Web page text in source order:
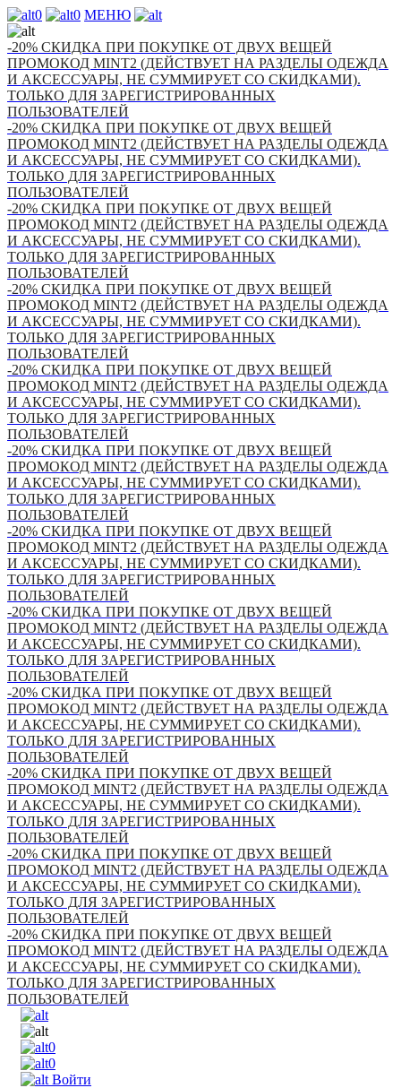
0 0 МЕНЮ
-20% СКИДКА ПРИ ПОКУПКЕ ОТ ДВУХ ВЕЩЕЙ
ПРОМОКОД MINT2 (ДЕЙСТВУЕТ НА РАЗДЕЛЫ ОДЕЖДА
И АКСЕССУАРЫ, НЕ СУММИРУЕТ СО СКИДКАМИ).
ТОЛЬКО ДЛЯ ЗАРЕГИСТРИРОВАННЫХ
ПОЛЬЗОВАТЕЛЕЙ
-20% СКИДКА ПРИ ПОКУПКЕ ОТ ДВУХ ВЕЩЕЙ
ПРОМОКОД MINT2 (ДЕЙСТВУЕТ НА РАЗДЕЛЫ ОДЕЖДА
И АКСЕССУАРЫ, НЕ СУММИРУЕТ СО СКИДКАМИ).
ТОЛЬКО ДЛЯ ЗАРЕГИСТРИРОВАННЫХ
ПОЛЬЗОВАТЕЛЕЙ
-20% СКИДКА ПРИ ПОКУПКЕ ОТ ДВУХ ВЕЩЕЙ
ПРОМОКОД MINT2 (ДЕЙСТВУЕТ НА РАЗДЕЛЫ ОДЕЖДА
И АКСЕССУАРЫ, НЕ СУММИРУЕТ СО СКИДКАМИ).
ТОЛЬКО ДЛЯ ЗАРЕГИСТРИРОВАННЫХ
ПОЛЬЗОВАТЕЛЕЙ
-20% СКИДКА ПРИ ПОКУПКЕ ОТ ДВУХ ВЕЩЕЙ
ПРОМОКОД MINT2 (ДЕЙСТВУЕТ НА РАЗДЕЛЫ ОДЕЖДА
И АКСЕССУАРЫ, НЕ СУММИРУЕТ СО СКИДКАМИ).
ТОЛЬКО ДЛЯ ЗАРЕГИСТРИРОВАННЫХ
ПОЛЬЗОВАТЕЛЕЙ
-20% СКИДКА ПРИ ПОКУПКЕ ОТ ДВУХ ВЕЩЕЙ
ПРОМОКОД MINT2 (ДЕЙСТВУЕТ НА РАЗДЕЛЫ ОДЕЖДА
И АКСЕССУАРЫ, НЕ СУММИРУЕТ СО СКИДКАМИ).
ТОЛЬКО ДЛЯ ЗАРЕГИСТРИРОВАННЫХ
ПОЛЬЗОВАТЕЛЕЙ
-20% СКИДКА ПРИ ПОКУПКЕ ОТ ДВУХ ВЕЩЕЙ
ПРОМОКОД MINT2 (ДЕЙСТВУЕТ НА РАЗДЕЛЫ ОДЕЖДА
И АКСЕССУАРЫ, НЕ СУММИРУЕТ СО СКИДКАМИ).
ТОЛЬКО ДЛЯ ЗАРЕГИСТРИРОВАННЫХ
ПОЛЬЗОВАТЕЛЕЙ
-20% СКИДКА ПРИ ПОКУПКЕ ОТ ДВУХ ВЕЩЕЙ
ПРОМОКОД MINT2 (ДЕЙСТВУЕТ НА РАЗДЕЛЫ ОДЕЖДА
И АКСЕССУАРЫ, НЕ СУММИРУЕТ СО СКИДКАМИ).
ТОЛЬКО ДЛЯ ЗАРЕГИСТРИРОВАННЫХ
ПОЛЬЗОВАТЕЛЕЙ
-20% СКИДКА ПРИ ПОКУПКЕ ОТ ДВУХ ВЕЩЕЙ
ПРОМОКОД MINT2 (ДЕЙСТВУЕТ НА РАЗДЕЛЫ ОДЕЖДА
И АКСЕССУАРЫ, НЕ СУММИРУЕТ СО СКИДКАМИ).
ТОЛЬКО ДЛЯ ЗАРЕГИСТРИРОВАННЫХ
ПОЛЬЗОВАТЕЛЕЙ
-20% СКИДКА ПРИ ПОКУПКЕ ОТ ДВУХ ВЕЩЕЙ
ПРОМОКОД MINT2 (ДЕЙСТВУЕТ НА РАЗДЕЛЫ ОДЕЖДА
И АКСЕССУАРЫ, НЕ СУММИРУЕТ СО СКИДКАМИ).
ТОЛЬКО ДЛЯ ЗАРЕГИСТРИРОВАННЫХ
ПОЛЬЗОВАТЕЛЕЙ
-20% СКИДКА ПРИ ПОКУПКЕ ОТ ДВУХ ВЕЩЕЙ
ПРОМОКОД MINT2 (ДЕЙСТВУЕТ НА РАЗДЕЛЫ ОДЕЖДА
И АКСЕССУАРЫ, НЕ СУММИРУЕТ СО СКИДКАМИ).
ТОЛЬКО ДЛЯ ЗАРЕГИСТРИРОВАННЫХ
ПОЛЬЗОВАТЕЛЕЙ
-20% СКИДКА ПРИ ПОКУПКЕ ОТ ДВУХ ВЕЩЕЙ
ПРОМОКОД MINT2 (ДЕЙСТВУЕТ НА РАЗДЕЛЫ ОДЕЖДА
И АКСЕССУАРЫ, НЕ СУММИРУЕТ СО СКИДКАМИ).
ТОЛЬКО ДЛЯ ЗАРЕГИСТРИРОВАННЫХ
ПОЛЬЗОВАТЕЛЕЙ
-20% СКИДКА ПРИ ПОКУПКЕ ОТ ДВУХ ВЕЩЕЙ
ПРОМОКОД MINT2 (ДЕЙСТВУЕТ НА РАЗДЕЛЫ ОДЕЖДА
И АКСЕССУАРЫ, НЕ СУММИРУЕТ СО СКИДКАМИ).
ТОЛЬКО ДЛЯ ЗАРЕГИСТРИРОВАННЫХ
ПОЛЬЗОВАТЕЛЕЙ
0
0
Войти